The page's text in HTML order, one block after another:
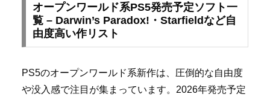
オープンワールド系PS5発売予定ソフト一
覧 – Darwin’s Paradox!・Starfieldなど自
由度高い作リスト
PS5のオープンワールド系新作は、圧倒的な自由度
や没入感で注目が集まっています。2026年発売予定